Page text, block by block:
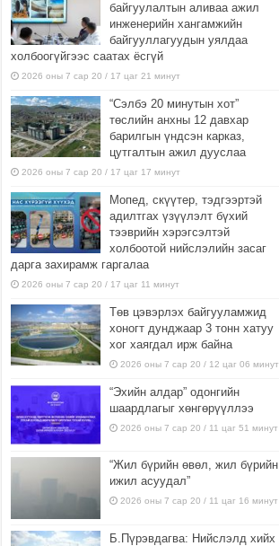
байгуулалтын аливаа ажил
инженерийн хангамжийн
байгууллагуудын уялдаа
холбоогүйгээс саатах ёсгүй
2026 оны 7 сар 20 / 17 цаг 21 минут
“Сэлбэ 20 минутын хот”
төслийн анхны 12 давхар
барилгын үндсэн карказ,
цутгалтын ажил дууслаа
2026 оны 7 сар 20 / 17 цаг 17 минут
Мопед, скүүтер, тэдгээртэй
адилтгах үзүүлэлт бүхий
тээврийн хэрэгсэлтэй
холбоотой нийслэлийн засаг
дарга захирамж гаргалаа
2026 оны 7 сар 20 / 17 цаг 11 минут
Төв цэвэрлэх байгууламжид
хоногт дунджаар 3 тонн хатуу
хог хаягдал ирж байна
2026 оны 7 сар 20 / 12 цаг 06 минут
“Эхийн алдар” одонгийн
шаардлагыг хөнгөрүүллээ
2026 оны 7 сар 20 / 11 цаг 51 минут
“Жил бүрийн өвөл, жил бүрийн
ижил асуудал”
2026 оны 7 сар 20 / 11 цаг 16 минут
Б.Пүрэвдагва: Нийслэлд хийх